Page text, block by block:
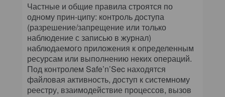
Частные и общие правила строятся по
одному прин-ципу: контроль доступа
(разрешение/запрещение или только
наблюдение с записью в журнал)
наблюдаемого приложения к определенным
ресурсам или выполнению неких операций.
Под контролем Safe’n’Sec находятся
файловая активность, доступ к системному
реестру, взаимодействие процессов, вызов